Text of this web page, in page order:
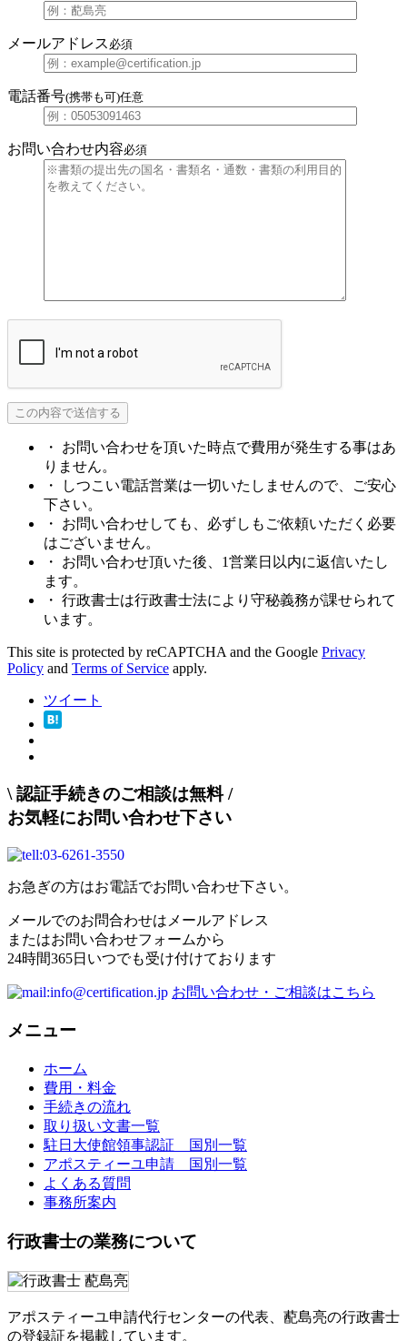
メールアドレス 必須
電話番号(携帯も可)任意
お問い合わせ内容必須
・ お問い合わせを頂いた時点で費用が発生する事はあ
りません。
・ しつこい電話営業は一切いたしませんので、ご安心
下さい。
・ お問い合わせしても、必ずしもご依頼いただく必要
はございません。
・ お問い合わせ頂いた後、1営業日以内に返信いたし
ます。
・ 行政書士は行政書士法により守秘義務が課せられて
います。
This site is protected by reCAPTCHA and the Google Privacy
Policy and Terms of Service apply.
ツイート
\ 認証手続きのご相談は無料/
お気軽にお問い合わせ下さい
お急ぎの方はお電話でお問い合わせ下さい。
メールでのお問合わせはメールアドレス
またはお問い合わせフォームから
24時間365日いつでも受け付けております
お問い合わせ・ご相談はこちら
メニュー
ホーム
費用・料金
手続きの流れ
取り扱い文書一覧
駐日大使館領事認証 国別一覧
アポスティーユ申請 国別一覧
よくある質問
事務所案内
行政書士の業務について
アポスティーユ申請代行センターの代表、蓜島亮の行政書士
の登録証を掲載しています。